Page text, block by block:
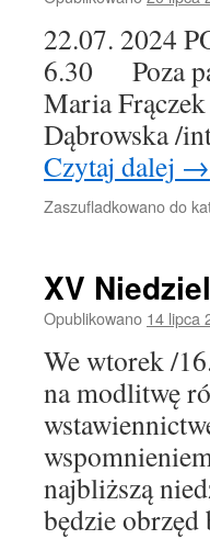
22.07. 2024
6.30 Poza
Maria
Dąbrowska /
Czytaj dalej →
Zaszufladkowano do
XV
Opublikowano 14 lipca
We wtorek /
na modlitwę
najbliższą
będzie